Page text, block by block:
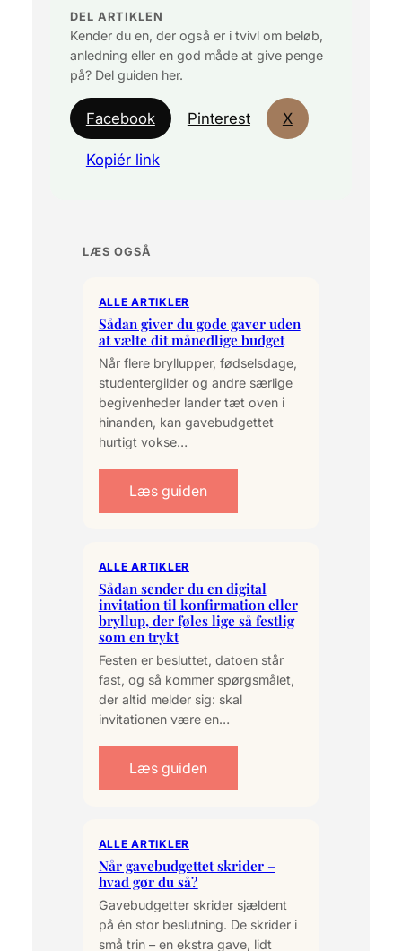
DEL ARTIKLEN
Kender du en, der også er i tvivl om beløb,
anledning eller en god måde at give penge
på? Del guiden her.
Facebook Pinterest X
Kopiér link
LÆS OGSÅ
ALLE ARTIKLER
Sådan giver du gode gaver uden
at vælte dit månedlige budget
Når flere bryllupper, fødselsdage,
studentergilder og andre særlige
begivenheder lander tæt oven i
hinanden, kan gavebudgettet
hurtigt vokse…
Læs guiden
ALLE ARTIKLER
Sådan sender du en digital
invitation til konfirmation eller
bryllup, der føles lige så festlig
som en trykt
Festen er besluttet, datoen står
fast, og så kommer spørgsmålet,
der altid melder sig: skal
invitationen være en…
Læs guiden
ALLE ARTIKLER
Når gavebudgettet skrider –
hvad gør du så?
Gavebudgetter skrider sjældent
på én stor beslutning. De skrider i
små trin – en ekstra gave, lidt